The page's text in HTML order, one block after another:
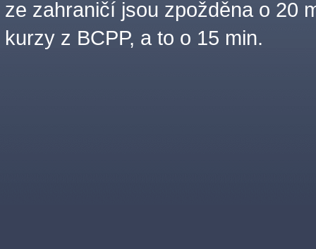
ze zahraničí jsou zpožděna o 20
kurzy z BCPP, a to o 15 min.